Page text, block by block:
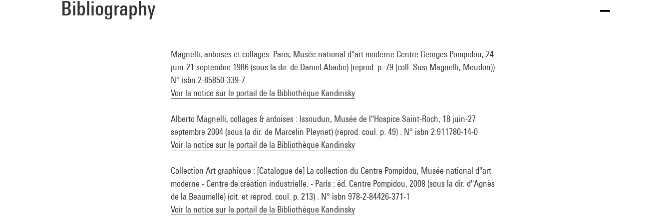
Bibliography
Magnelli, ardoises et collages: Paris, Musée national d''art moderne Centre Georges Pompidou, 24
juin-21 septembre 1986 (sous la dir. de Daniel Abadie) (reprod. p. 79 (coll. Susi Magnelli, Meudon)) .
N° isbn 2-85850-339-7
Voir la notice sur le portail de la Bibliothèque Kandinsky
Alberto Magnelli, collages & ardoises : Issoudun, Musée de l''Hospice Saint-Roch, 18 juin-27
septembre 2004 (sous la dir. de Marcelin Pleynet) (reprod. coul. p. 49) . N° isbn 2.911780-14-0
Voir la notice sur le portail de la Bibliothèque Kandinsky
Collection Art graphique : [Catalogue de] La collection du Centre Pompidou, Musée national d''art
moderne - Centre de création industrielle. - Paris : éd. Centre Pompidou, 2008 (sous la dir. d''Agnès
de la Beaumelle) (cit. et reprod. coul. p. 213) . N° isbn 978-2-84426-371-1
Voir la notice sur le portail de la Bibliothèque Kandinsky